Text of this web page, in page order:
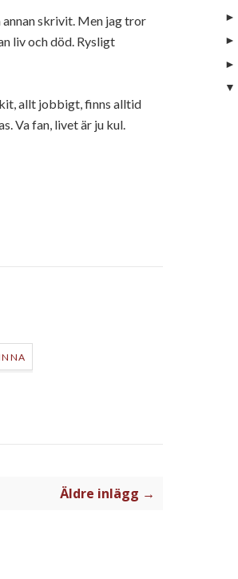
annan skrivit. Men jag tror
liv och död. Rysligt
allt jobbigt, finns alltid
Va fan, livet är ju kul.
Äldre inlägg →
►
►
►
▼